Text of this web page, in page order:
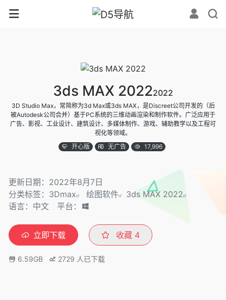
3ds MAX 20222022
3D Studio Max，常简称为3d Max或3ds MAX，是Discreet公司开发的（后
被Autodesk公司合并）基于PC系统的三维动画渲染和制作软件。广泛应用于
广告、影视、工业设计、建筑设计、多媒体制作、游戏、辅助教学以及工程可
视化等领域。
开心版
无广告 17,996
更新日期：2022年8月7日
分类标签： 3Dmax 绘图软件
3ds MAX 2022
语言：中文
平台：
立即下载 收藏 4
6.59GB 2729 人已下载